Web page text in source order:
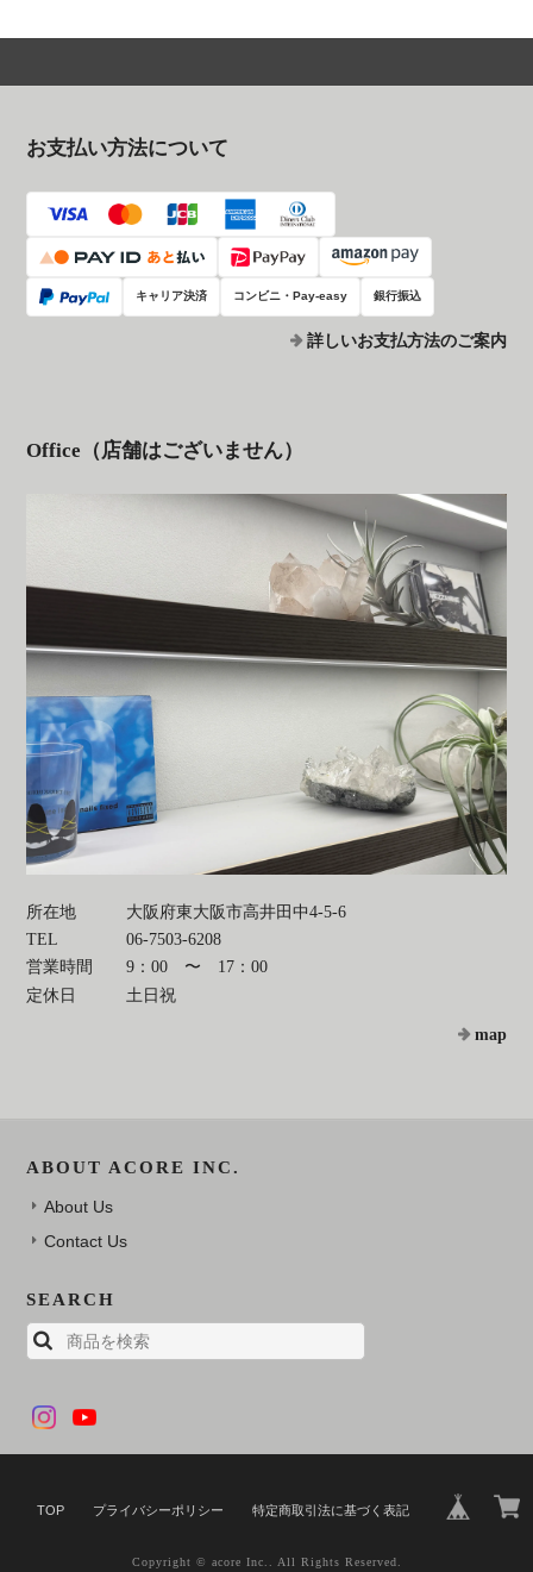
お支払い方法について
キャリア決済 コンビニ・Pay-easy 銀行振込
詳しいお支払方法のご案内
Office（店舗はございません）
所在地
大阪府東大阪市高井田中4-5-6
TEL
06-7503-6208
営業時間
9：00 〜 17：00
定休日
土日祝
map
ABOUT ACORE INC.
About Us
Contact Us
SEARCH
TOP プライバシーポリシー 特定商取引法に基づく表記
Copyright © acore Inc.. All Rights Reserved.